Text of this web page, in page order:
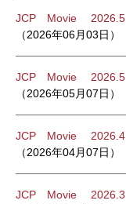
JCP Movie 2026.5
（2026年06月03日）
JCP Movie 2026.5
（2026年05月07日）
JCP Movie 2026.4
（2026年04月07日）
JCP Movie 2026.3